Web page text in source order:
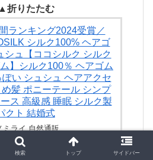
折りたたむ
ランキング2024受賞／
シルク100% ヘアゴ
シュ【ココシルク シルク
】シルク100％ ヘアゴム
ぽい シュシュ ヘアアクセ
髪 ポニーテール シンプ
ス 高級感 睡眠 シルク製
クト 結婚式
ミライ 自然通販
02/06 03:16時点）
検索 トップ サイドバー